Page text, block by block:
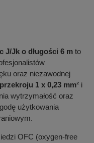
J/Jk o długości 6 m to
oraz niezawodnej
przekroju 1 x 0,23 mm² i
wytrzymałość oraz
użytkowania
OFC (oxygen-free